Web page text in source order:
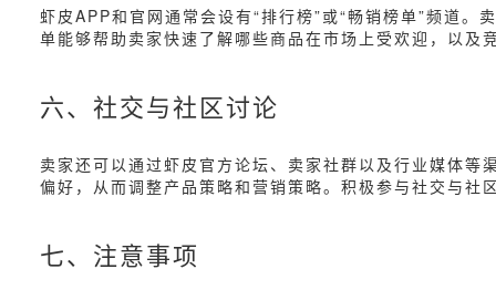
虾皮APP和官网通常会设有“排行榜”或“畅销榜单”频道
单能够帮助卖家快速了解哪些商品在市场上受欢迎，以及
六、社交与社区讨论
卖家还可以通过虾皮官方论坛、卖家社群以及行业媒体
偏好，从而调整产品策略和营销策略。积极参与社交与
七、注意事项